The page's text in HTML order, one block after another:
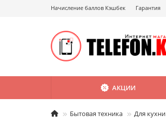
Начисление баллов Кэшбек Гарантия
АКЦИИ
Бытовая техника Для кухни